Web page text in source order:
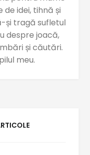
idei, tihnă și
și tragă sufletul
despre joacă,
și căutări.
meu.